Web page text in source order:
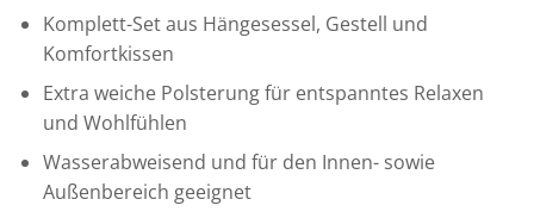
Komplett-Set aus Hängesessel, Gestell und
Komfortkissen
Extra weiche Polsterung für entspanntes Relaxen
und Wohlfühlen
Wasserabweisend und für den Innen- sowie
Außenbereich geeignet